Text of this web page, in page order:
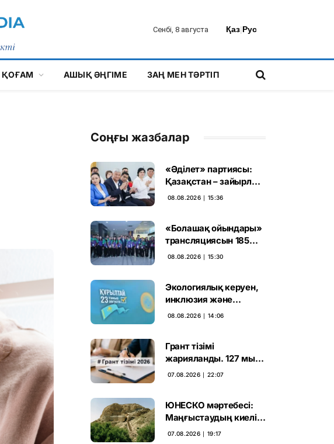
Сенбі, 8 августа Қаз|Рус
ҚОҒАМ АШЫҚ ӘҢГІМЕ ЗАҢ МЕН ТӘРТІП
Соңғы жазбалар
«Әділет» партиясы:
Қазақстан – зайырлы
мемлекет, ал «Заң
08.08.2026 ∣ 15:36
«Болашақ ойындары»
трансляциясын 185
миллион рет көрген
08.08.2026 ∣ 15:30
Экологиялық керуен,
инклюзия және
өндірісті қолдау:
08.08.2026 ∣ 14:06
Грант тізімі
жарияланды. 127 мың
талапкердің
07.08.2026 ∣ 22:07
ЮНЕСКО мәртебесі:
Маңғыстаудың киелі
мұрасын қорғаудың
07.08.2026 ∣ 19:17